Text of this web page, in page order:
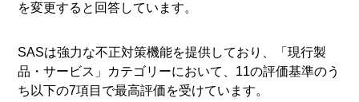
を変更すると回答しています。
SASは強力な不正対策機能を提供しており、「現行製
品・サービス」カテゴリーにおいて、11の評価基準のう
ち以下の7項目で最高評価を受けています。